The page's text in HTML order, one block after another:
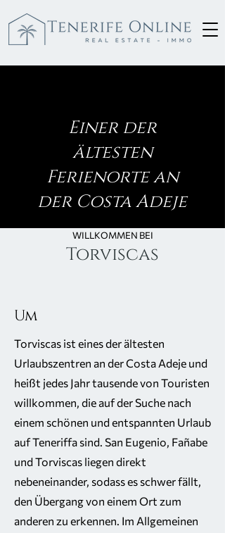
Einer der
ältesten
Ferienorte an
der Costa Adeje
WILLKOMMEN BEI
Torviscas
Um
Torviscas ist eines der ältesten
Urlaubszentren an der Costa Adeje und
heißt jedes Jahr tausende von Touristen
willkommen, die auf der Suche nach
einem schönen und entspannten Urlaub
auf Teneriffa sind. San Eugenio, Fañabe
und Torviscas liegen direkt
nebeneinander, sodass es schwer fällt,
den Übergang von einem Ort zum
anderen zu erkennen. Im Allgemeinen